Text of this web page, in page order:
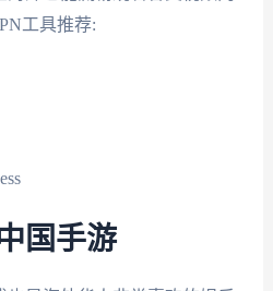
工具推荐:
国手游